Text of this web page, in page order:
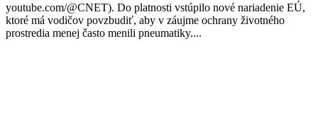
youtube.com/@CNET). Do platnosti vstúpilo nové nariadenie EÚ,
ktoré má vodičov povzbudiť, aby v záujme ochrany životného
prostredia menej často menili pneumatiky....